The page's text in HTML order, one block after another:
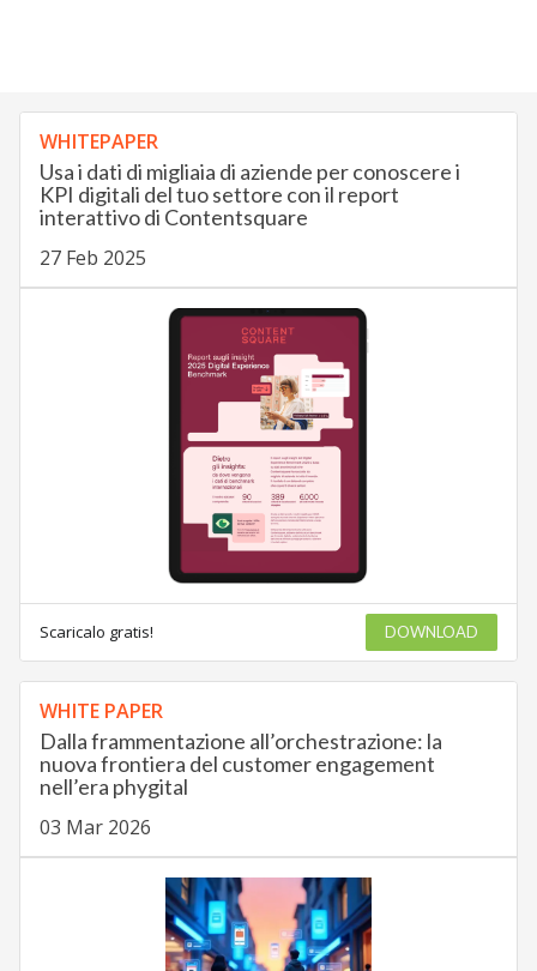
WHITEPAPER
Usa i dati di migliaia di aziende per conoscere i
KPI digitali del tuo settore con il report
interattivo di Contentsquare
27 Feb 2025
Scaricalo gratis! DOWNLOAD
WHITE PAPER
Dalla frammentazione all’orchestrazione: la
nuova frontiera del customer engagement
nell’era phygital
03 Mar 2026